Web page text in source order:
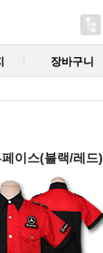
장바구니
이스(블랙/레드)